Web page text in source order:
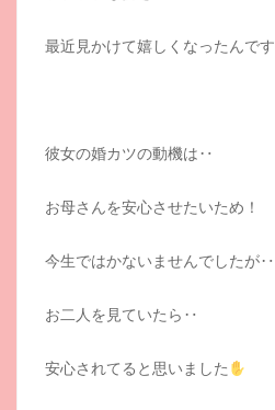
最近見かけて嬉しくなったんです
彼女の婚カツの動機は‥
お母さんを安心させたいため！
今生ではかないませんでしたが‥
お二人を見ていたら‥
安心されてると思いました